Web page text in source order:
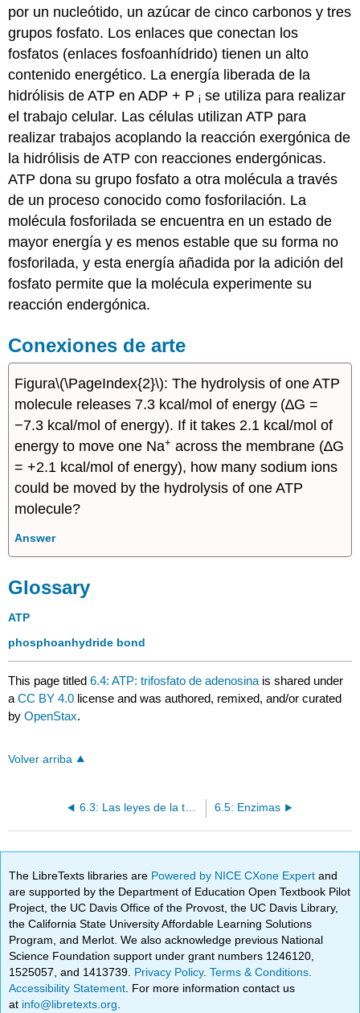
por un nucleótido, un azúcar de cinco carbonos y tres
grupos fosfato. Los enlaces que conectan los
fosfatos (enlaces fosfoanhídrido) tienen un alto
contenido energético. La energía liberada de la
hidrólisis de ATP en ADP + Pi se utiliza para realizar
el trabajo celular. Las células utilizan ATP para
realizar trabajos acoplando la reacción exergónica de
la hidrólisis de ATP con reacciones endergónicas.
ATP dona su grupo fosfato a otra molécula a través
de un proceso conocido como fosforilación. La
molécula fosforilada se encuentra en un estado de
mayor energía y es menos estable que su forma no
fosforilada, y esta energía añadida por la adición del
fosfato permite que la molécula experimente su
reacción endergónica.
Conexiones de arte
Figura\(\PageIndex{2}\): The hydrolysis of one ATP
molecule releases 7.3 kcal/mol of energy (∆G =
−7.3 kcal/mol of energy). If it takes 2.1 kcal/mol of
energy to move one Na+ across the membrane (∆G
= +2.1 kcal/mol of energy), how many sodium ions
could be moved by the hydrolysis of one ATP
molecule?
Answer
Glossary
ATP
phosphoanhydride bond
This page titled6.4: ATP: trifosfato de adenosina is shared under
aCC BY 4.0 license and was authored, remixed, and/or curated
byOpenStax.
Volver arriba
6.3: Las leyes de la termodinámica 6.5: Enzimas
The LibreTexts libraries are Powered by NICE CXone Expertand
are supported by the Department of Education Open Textbook Pilot
Project, the UC Davis Office of the Provost, the UC Davis Library,
the California State University Affordable Learning Solutions
Program, and Merlot. We also acknowledge previous National
Science Foundation support under grant numbers 1246120,
1525057, and 1413739. Privacy Policy.Terms & Conditions
Accessibility Statement . For more information contact us
at info@libretexts.org